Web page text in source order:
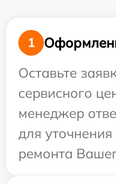
1
Оставьте
сервисного
менеджер
для
ремонта